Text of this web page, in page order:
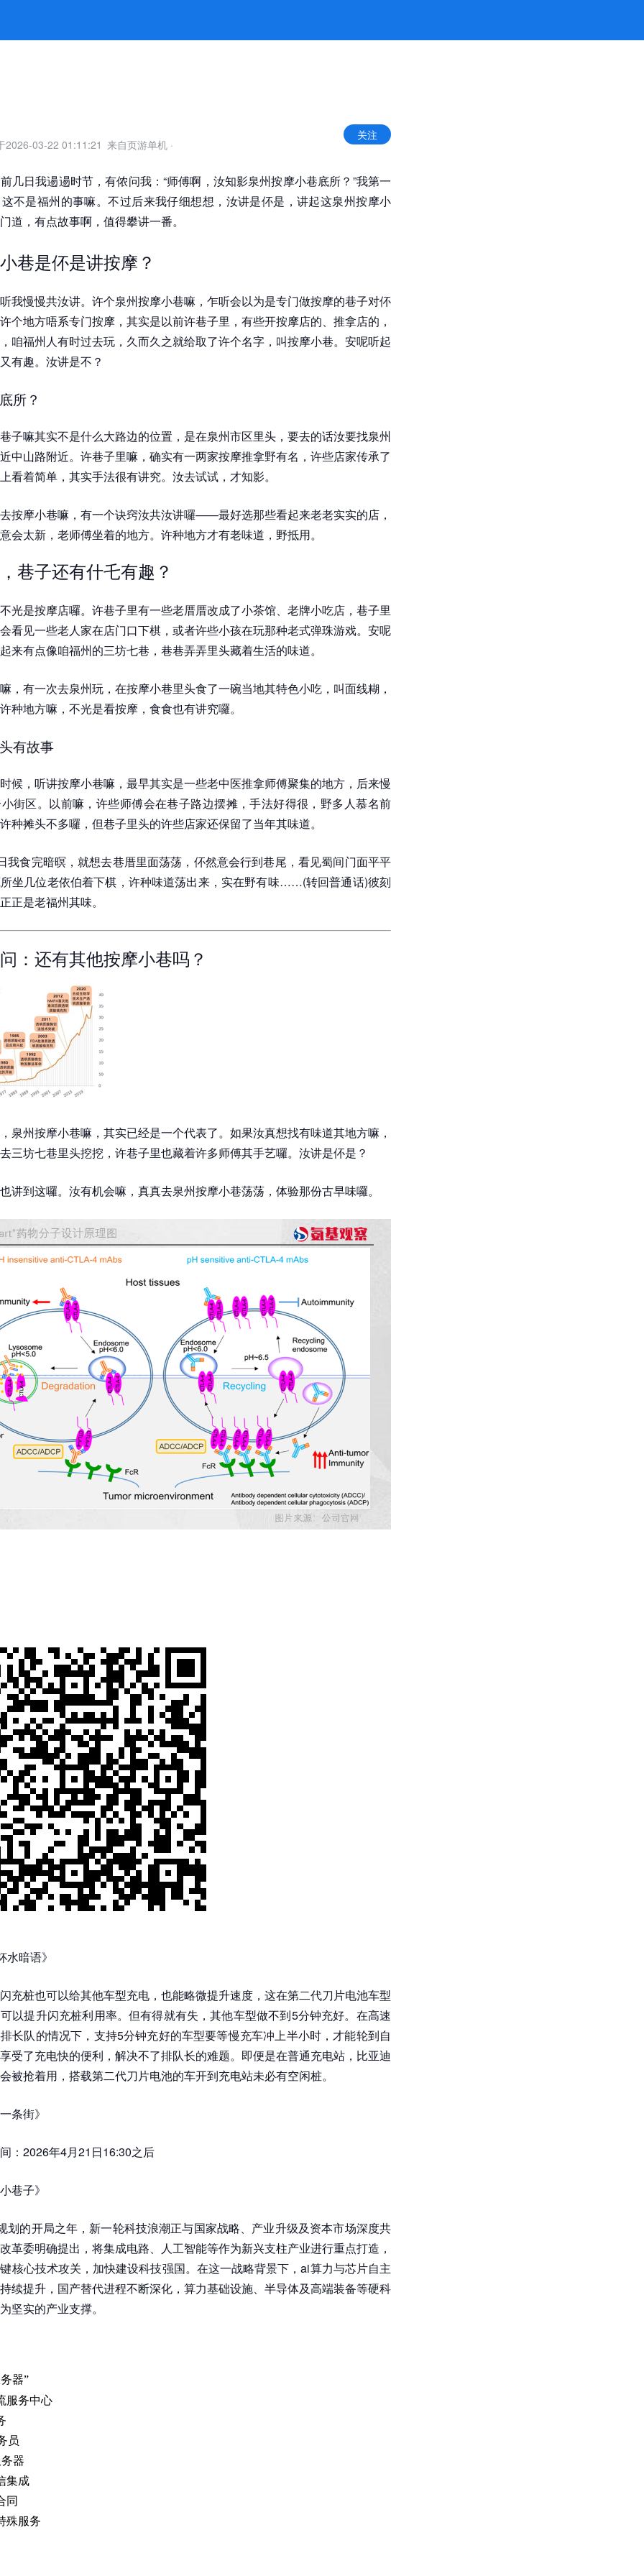
2026-03-22 01:11:21 来自页游单机 ·
关注
几日我逿逿时节，有侬问我：“师傅啊，汝知影泉州按摩小巷底所？”我第一
不是福州的事嘛。不过后来我仔细想想，汝讲是伓是，讲起这泉州按摩小
道，有点故事啊，值得攀讲一番。
巷是伓是讲按摩？
我慢慢共汝讲。许个泉州按摩小巷嘛，乍听会以为是专门做按摩的巷子对伓
个地方唔系专门按摩，其实是以前许巷子里，有些开按摩店的、推拿店的，
咱福州人有时过去玩，久而久之就给取了许个名字，叫按摩小巷。安呢听起
有趣。汝讲是不？
所？
子嘛其实不是什么大路边的位置，是在泉州市区里头，要去的话汝要找泉州
中山路附近。许巷子里嘛，确实有一两家按摩推拿野有名，许些店家传承了
看着简单，其实手法很有讲究。汝去试试，才知影。
按摩小巷嘛，有一个诀窍汝共汝讲囉——最好选那些看起来老老实实的店，
会太新，老师傅坐着的地方。许种地方才有老味道，野抵用。
巷子还有什乇有趣？
光是按摩店囉。许巷子里有一些老厝厝改成了小茶馆、老牌小吃店，巷子里
看见一些老人家在店门口下棋，或者许些小孩在玩那种老式弹珠游戏。安呢
来有点像咱福州的三坊七巷，巷巷弄弄里头藏着生活的味道。
，有一次去泉州玩，在按摩小巷里头食了一碗当地其特色小吃，叫面线糊，
种地方嘛，不光是看按摩，食食也有讲究囉。
有故事
候，听讲按摩小巷嘛，最早其实是一些老中医推拿师傅聚集的地方，后来慢
街区。以前嘛，许些师傅会在巷子路边摆摊，手法好得很，野多人慕名前
种摊头不多囉，但巷子里头的许些店家还保留了当年其味道。
我食完暗暝，就想去巷厝里面荡荡，伓然意会行到巷尾，看见蜀间门面平平
坐几位老依伯着下棋，许种味道荡出来，实在野有味……(转回普通话)彼刻
正是老福州其味。
：还有其他按摩小巷吗？
泉州按摩小巷嘛，其实已经是一个代表了。如果汝真想找有味道其地方嘛，
三坊七巷里头挖挖，许巷子里也藏着许多师傅其手艺囉。汝讲是伓是？
讲到这囉。汝有机会嘛，真真去泉州按摩小巷荡荡，体验那份古早味囉。
暗语》
充桩也可以给其他车型充电，也能略微提升速度，这在第二代刀片电池车型
以提升闪充桩利用率。但有得就有失，其他车型做不到5分钟充好。在高速
长队的情况下，支持5分钟充好的车型要等慢充车冲上半小时，才能轮到自
受了充电快的便利，解决不了排队长的难题。即便是在普通充电站，比亚迪
被抢着用，搭载第二代刀片电池的车开到充电站未必有空闲桩。
条街》
：2026年4月21日16:30之后
巷子》
划的开局之年，新一轮科技浪潮正与国家战略、产业升级及资本市场深度共
革委明确提出，将集成电路、人工智能等作为新兴支柱产业进行重点打造，
核心技术攻关，加快建设科技强国。在这一战略背景下，ai算力与芯片自主
续提升，国产替代进程不断深化，算力基础设施、半导体及高端装备等硬科
坚实的产业支撑。
器”
服务中心
员
器
集成
同
殊服务